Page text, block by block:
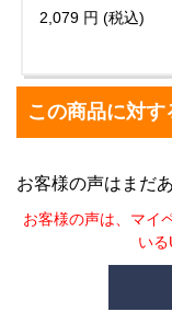
2,079 円 (税込)
この商品に対
お客様の声はまだ
お客様の声は、マイ
いる